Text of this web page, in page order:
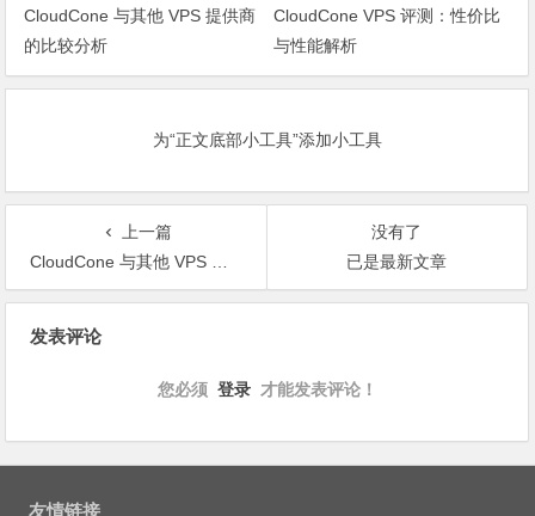
CloudCone 与其他 VPS 提供商
的比较分析
CloudCone VPS 评测：性价比
与性能解析
为“正文底部小工具”添加小工具
上一篇
CloudCone 与其他 VPS 提供商的比较分析
没有了
已是最新文章
发表评论
您必须 登录 才能发表评论！
友情链接